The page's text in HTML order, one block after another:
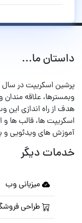
داستان ما...
وبمسترها، علاقه مندان
هدف از راه اندازی این
اسکریپت ها، قالب ها و
آموزش های ویدئویی و
خدمات دیگر
میزبانی وب
طراحی